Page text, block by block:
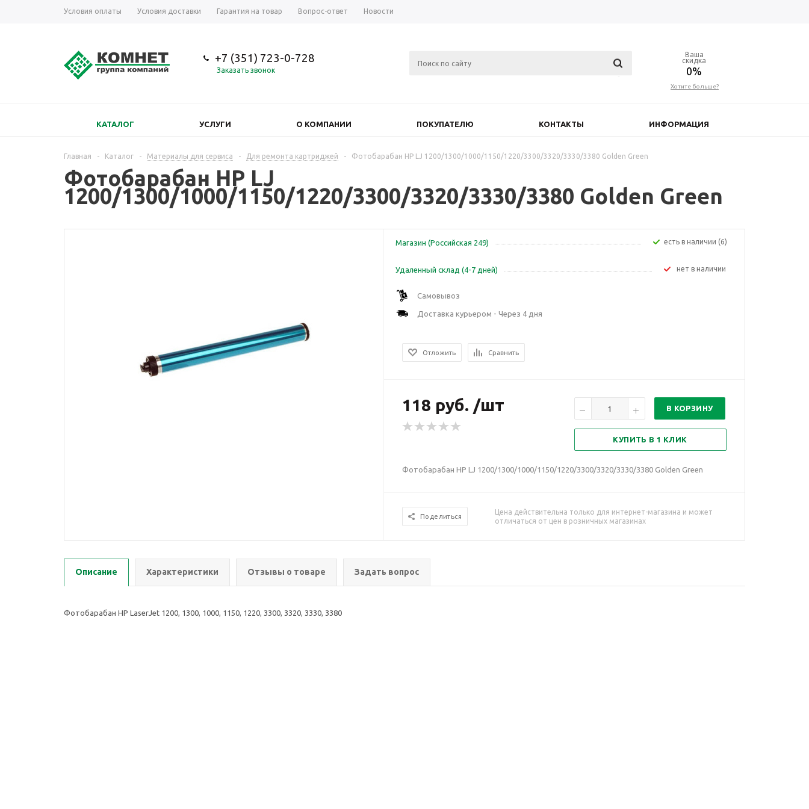
Условия оплаты Условия доставки Гарантия на товар Вопрос-ответ Новости
+7 (351) 723-0-728
Заказать звонок
Ваша
скидка
0%
Хотите больше?
КАТАЛОГ УСЛУГИ О КОМПАНИИ ПОКУПАТЕЛЮ КОНТАКТЫ ИНФОРМАЦИЯ
Главная - Каталог - Материалы для сервиса - Для ремонта картриджей - Фотобарабан HP LJ 1200/1300/1000/1150/1220/3300/3320/3330/3380 Golden Green
Фотобарабан HP LJ
1200/1300/1000/1150/1220/3300/3320/3330/3380 Golden Green
Магазин (Российская 249) Есть в наличии (6)
Удаленный склад (4-7 дней) Нет в наличии
Самовывоз
Доставка курьером - Через 4 дня
Отложить Сравнить
118 руб. /шт В КОРЗИНУ
КУПИТЬ В 1 КЛИК
Фотобарабан HP LJ 1200/1300/1000/1150/1220/3300/3320/3330/3380 Golden Green
Поделиться
Цена действительна только для интернет-магазина и может
отличаться от цен в розничных магазинах
Описание Характеристики Отзывы о товаре Задать вопрос
Фотобарабан HP LaserJet 1200, 1300, 1000, 1150, 1220, 3300, 3320, 3330, 3380